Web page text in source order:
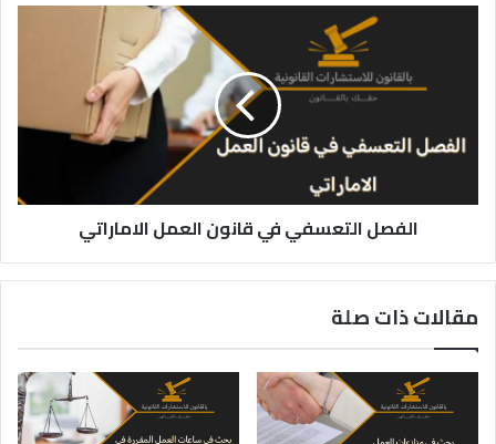
الاماراتي
الفصل التعسفي في قانون العمل الاماراتي
مقالات ذات صلة